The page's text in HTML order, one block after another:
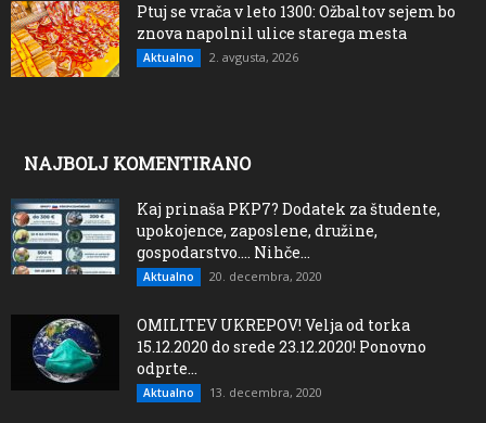
Ptuj se vrača v leto 1300: Ožbaltov sejem bo
znova napolnil ulice starega mesta
Aktualno 2. avgusta, 2026
NAJBOLJ KOMENTIRANO
Kaj prinaša PKP7? Dodatek za študente,
upokojence, zaposlene, družine,
gospodarstvo…. Nihče...
Aktualno 20. decembra, 2020
OMILITEV UKREPOV! Velja od torka
15.12.2020 do srede 23.12.2020! Ponovno
odprte...
Aktualno 13. decembra, 2020